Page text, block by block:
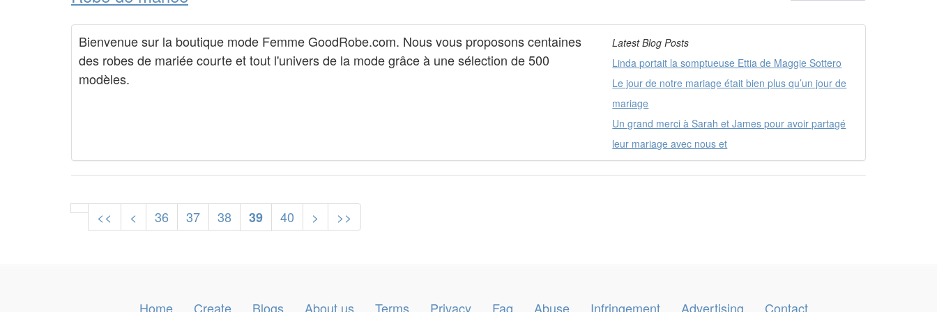
Bienvenue sur la boutique mode Femme GoodRobe.com. Nous vous proposons centaines
des robes de mariée courte et tout l'univers de la mode grâce à une sélection de 500
modèles.
Latest Blog Posts
Linda portait la somptueuse Ettia de Maggie Sottero
Le jour de notre mariage était bien plus qu’un jour de
mariage
Un grand merci à Sarah et James pour avoir partagé
leur mariage avec nous et
<< < 36 37 38 39 40 > >>
Home Create Blogs About us Terms Privacy Faq Abuse Infringement Advertising Contact